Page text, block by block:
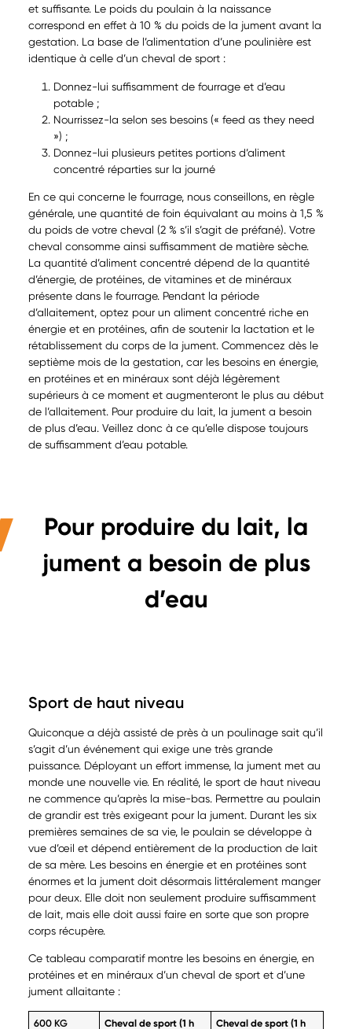
et suffisante. Le poids du poulain à la naissance
correspond en effet à 10 % du poids de la jument avant la
gestation. La base de l’alimentation d’une poulinière est
identique à celle d’un cheval de sport :
Donnez-lui suffisamment de fourrage et d’eau
potable ;
Nourrissez-la selon ses besoins (« feed as they need
») ;
Donnez-lui plusieurs petites portions d’aliment
concentré réparties sur la journé
En ce qui concerne le fourrage, nous conseillons, en règle
générale, une quantité de foin équivalant au moins à 1,5 %
du poids de votre cheval (2 % s’il s’agit de préfané). Votre
cheval consomme ainsi suffisamment de matière sèche.
La quantité d’aliment concentré dépend de la quantité
d’énergie, de protéines, de vitamines et de minéraux
présente dans le fourrage. Pendant la période
d’allaitement, optez pour un aliment concentré riche en
énergie et en protéines, afin de soutenir la lactation et le
rétablissement du corps de la jument. Commencez dès le
septième mois de la gestation, car les besoins en énergie,
en protéines et en minéraux sont déjà légèrement
supérieurs à ce moment et augmenteront le plus au début
de l’allaitement. Pour produire du lait, la jument a besoin
de plus d’eau. Veillez donc à ce qu’elle dispose toujours
de suffisamment d’eau potable.
Pour produire du lait, la
jument a besoin de plus
d’eau
Sport de haut niveau
Quiconque a déjà assisté de près à un poulinage sait qu’il
s’agit d’un événement qui exige une très grande
puissance. Déployant un effort immense, la jument met au
monde une nouvelle vie. En réalité, le sport de haut niveau
ne commence qu’après la mise-bas. Permettre au poulain
de grandir est très exigeant pour la jument. Durant les six
premières semaines de sa vie, le poulain se développe à
vue d’œil et dépend entièrement de la production de lait
de sa mère. Les besoins en énergie et en protéines sont
énormes et la jument doit désormais littéralement manger
pour deux. Elle doit non seulement produire suffisamment
de lait, mais elle doit aussi faire en sorte que son propre
corps récupère.
Ce tableau comparatif montre les besoins en énergie, en
protéines et en minéraux d’un cheval de sport et d’une
jument allaitante :
600 KG Cheval de sport (1 h Cheval de sport (1 h